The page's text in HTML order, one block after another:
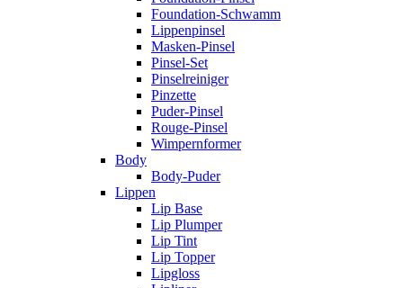
Foundation-Schwamm
Lippenpinsel
Masken-Pinsel
Pinsel-Set
Pinselreiniger
Pinzette
Puder-Pinsel
Rouge-Pinsel
Wimpernformer
Body
Body-Puder
Lippen
Lip Base
Lip Plumper
Lip Tint
Lip Topper
Lipgloss